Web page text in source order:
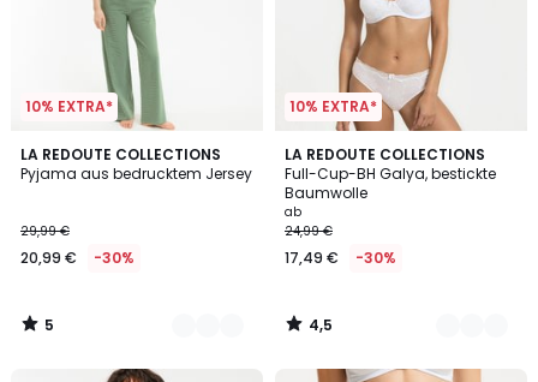
10% EXTRA*
LA REDOUTE COLLECTIONS
Pyjama aus bedrucktem Jersey
29,99 €
20,99 € -30%
5
/
2
Farben
5
/
10% EXTRA*
LA REDOUTE COLLECTIONS
Full-Cup-BH Galya, bestickte
Baumwolle
ab
24,99 €
17,49 € -30%
4,5
/ 5
4
Farben
4,5
/